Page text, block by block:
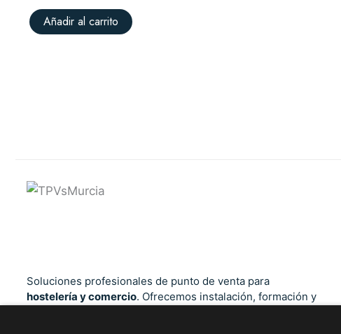
Añadir al carrito
Soluciones profesionales de punto de venta para
hostelería y comercio. Ofrecemos instalación, formación y